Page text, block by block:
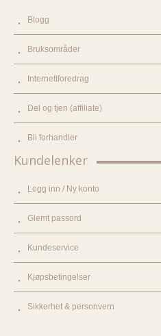
Blogg
Bruksområder
Internettforedrag
Del og tjen (affiliate)
Bli forhandler
Kundelenker
Logg inn / Ny konto
Glemt passord
Kundeservice
Kjøpsbetingelser
Sikkerhet & personvern